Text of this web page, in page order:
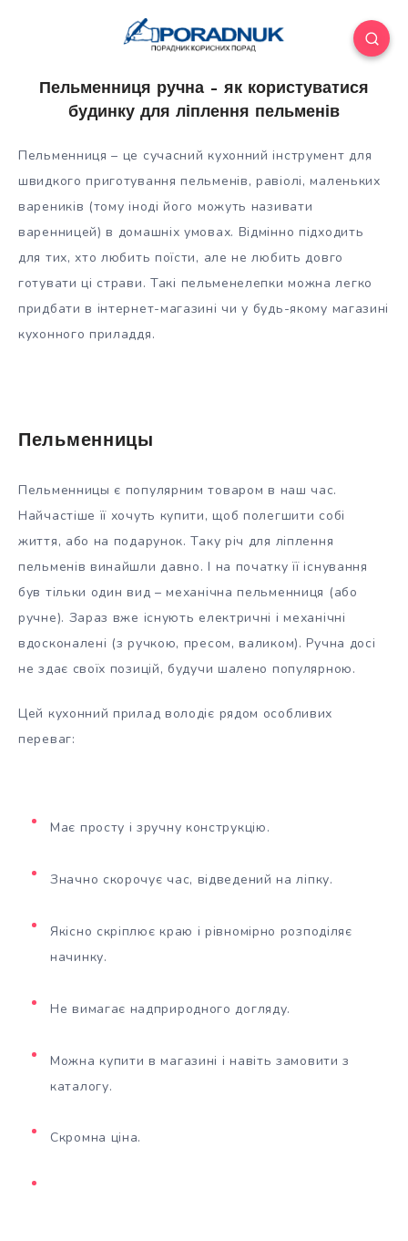
Пельменниця ручна – як користуватися
будинку для ліплення пельменів
Пельменниця – це сучасний кухонний інструмент для
швидкого приготування пельменів, равіолі, маленьких
вареників (тому іноді його можуть називати
варенницей) в домашніх умовах. Відмінно підходить
для тих, хто любить поїсти, але не любить довго
готувати ці страви. Такі пельменелепки можна легко
придбати в інтернет-магазині чи у будь-якому магазині
кухонного приладдя.
Пельменницы
Пельменницы є популярним товаром в наш час.
Найчастіше її хочуть купити, щоб полегшити собі
життя, або на подарунок. Таку річ для ліплення
пельменів винайшли давно. І на початку її існування
був тільки один вид – механічна пельменниця (або
ручне). Зараз вже існують електричні і механічні
вдосконалені (з ручкою, пресом, валиком). Ручна досі
не здає своїх позицій, будучи шалено популярною.
Цей кухонний прилад володіє рядом особливих
переваг:
Має просту і зручну конструкцію.
Значно скорочує час, відведений на ліпку.
Якісно скріплює краю і рівномірно розподіляє
начинку.
Не вимагає надприродного догляду.
Можна купити в магазині і навіть замовити з
каталогу.
Скромна ціна.